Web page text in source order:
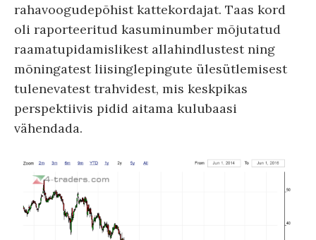
rahavoogudepõhist kattekordajat. Taas kord
oli raporteeritud kasuminumber mõjutatud
raamatupidamislikest allahindlustest ning
mõningatest liisinglepingute ülesütlemisest
tulenevatest trahvidest, mis keskpikas
perspektiivis pidid aitama kulubaasi
vähendada.